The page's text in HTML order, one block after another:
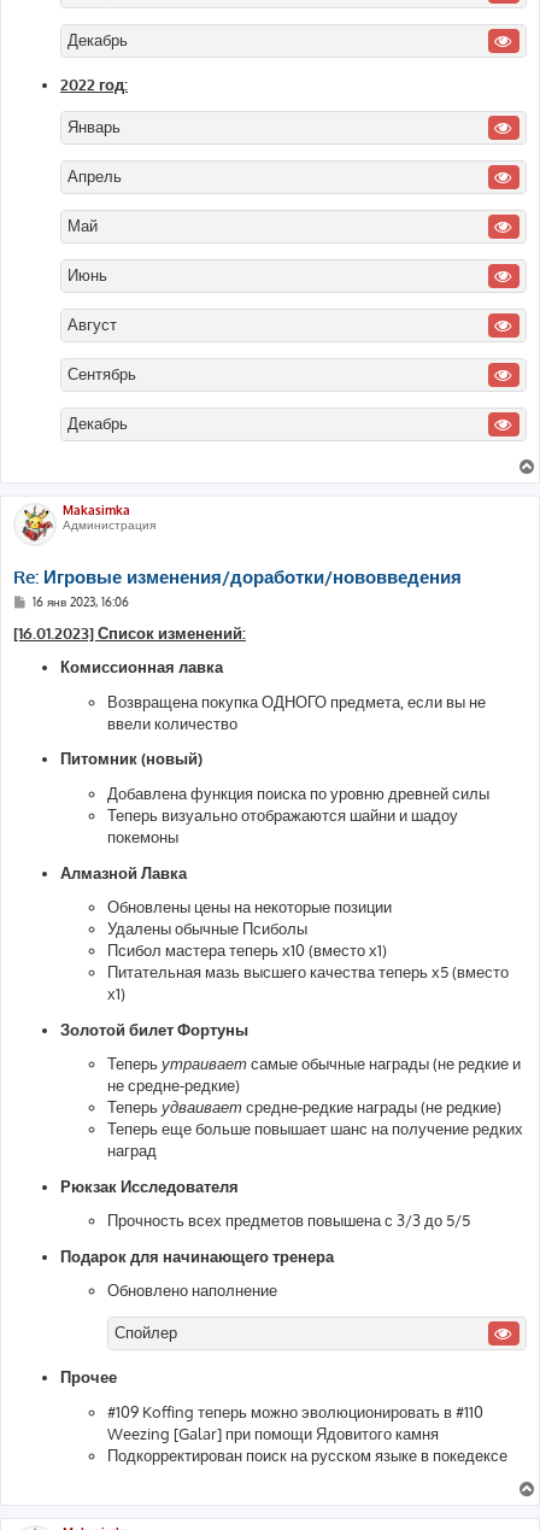
Декабрь
2022 год:
Январь
Апрель
Май
Июнь
Август
Сентябрь
Декабрь
Makasimka
Администрация
Re: Игровые изменения/доработки/нововведения
С
о
б
16 янв 2023, 16:06
[16.01.2023] Список изменений:
Комиссионная лавка
Возвращена покупка ОДНОГО предмета, если вы не
ввели количество
Питомник (новый)
Добавлена функция поиска по уровню древней силы
Теперь визуально отображаются шайни и шадоу
покемоны
Алмазной Лавка
Обновлены цены на некоторые позиции
Удалены обычные Псиболы
Псибол мастера теперь х10 (вместо х1)
Питательная мазь высшего качества теперь х5 (вместо
х1)
Золотой билет Фортуны
Теперьутраиваетсамые обычные награды (не редкие и
не средне-редкие)
Теперьудваиваетсредне-редкие награды (не редкие)
Теперь еще больше повышает шанс на получение редких
наград
Рюкзак Исследователя
Прочность всех предметов повышена с 3/3 до 5/5
Подарок для начинающего тренера
Обновлено наполнение
Спойлер
Прочее
#109 Koffing теперь можно эволюционировать в #110
Weezing [Galar] при помощи Ядовитого камня
Подкорректирован поиск на русском языке в покедексе